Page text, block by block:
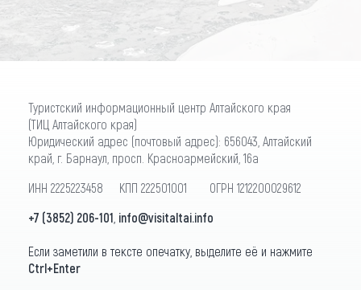
Туристский информационный центр Алтайского края
(ТИЦ Алтайского края)
Юридический адрес (почтовый адрес): 656043, Алтайский
край, г. Барнаул, просп. Красноармейский, 16а
ИНН 2225223458 КПП 222501001 ОГРН 1212200029612
+7 (3852) 206-101 info@visitaltai.info
Если заметили в тексте опечатку, выделите её и нажмите
Ctrl+Enter